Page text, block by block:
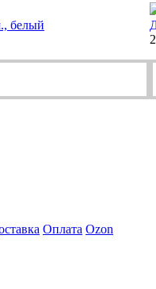
белый
Оплата Ozon